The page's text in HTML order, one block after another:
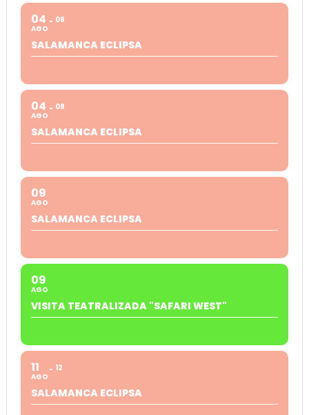
04
AGO
08
SALAMANCA ECLIPSA
04
AGO
08
SALAMANCA ECLIPSA
09
AGO
SALAMANCA ECLIPSA
09
AGO
VISITA TEATRALIZADA "SAFARI WEST"
11
AGO
12
SALAMANCA ECLIPSA